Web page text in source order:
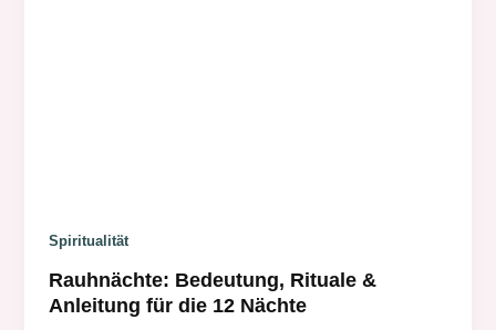
Spiritualität
Rauhnächte: Bedeutung, Rituale &
Anleitung für die 12 Nächte